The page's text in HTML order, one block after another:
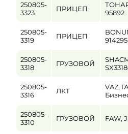
Цена
250805-
3323
ПРИЦЕП
95892
250805-
3319
ПРИЦЕП
250805-
3318
ГРУЗОВОЙ
250805-
3316
ЛКТ
VAZ,
250805-
3310
ГРУЗОВОЙ FAW,